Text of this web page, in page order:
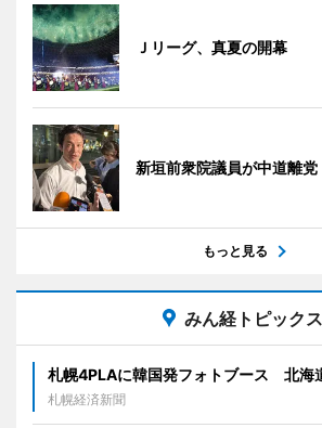
Ｊリーグ、真夏の開幕
新垣前衆院議員が中道離党
もっと見る
みん経トピックス
札幌4PLAに韓国発フォトブース 北海
札幌経済新聞